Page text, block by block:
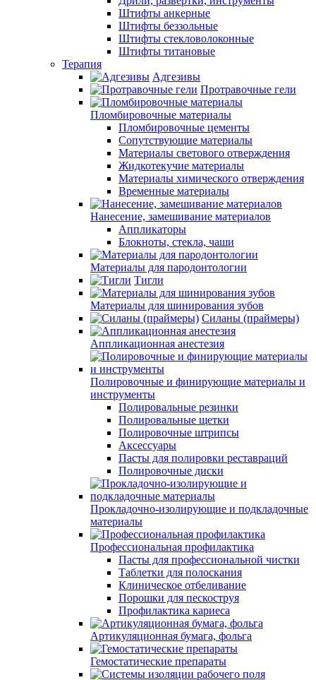
Штифты анкерные
Штифты беззольные
Штифты стекловолоконные
Штифты титановые
Терапия
Адгезивы
Протравочные гели
Пломбировочные материалы
Пломбировочные цементы
Сопутствующие материалы
Материалы светового отверждения
Жидкотекучие материалы
Материалы химического отверждения
Временные материалы
Нанесение, замешивание материалов
Аппликаторы
Блокноты, стекла, чаши
Материалы для пародонтологии
Тигли
Материалы для шинирования зубов
Силаны (праймеры)
Аппликационная анестезия
Полировочные и финирующие материалы и
инструменты
Полировальные резинки
Полировальные щетки
Полировочные штрипсы
Аксессуары
Пасты для полировки реставраций
Полировочные диски
Прокладочно-изолирующие и подкладочные
материалы
Профессиональная профилактика
Пасты для профессиональной чистки
Таблетки для полоскания
Клиническое отбеливание
Порошки для пескоструя
Профилактика кариеса
Артикуляционная бумага, фольга
Гемостатические препараты